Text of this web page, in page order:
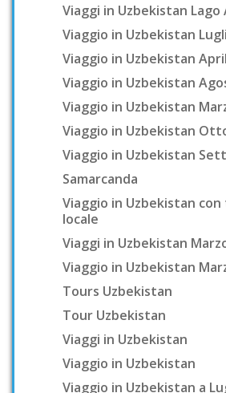
Viaggi in Uzbekistan Lago
Viaggio in Uzbekistan
Viaggio in Uzbekistan
Viaggio in Uzbekistan
Viaggio in Uzbekistan
Viaggio in Uzbekistan
Viaggio in Uzbekistan
Samarcanda
Viaggio in Uzbekistan
locale
Viaggi in Uzbekistan
Viaggio in Uzbekistan
Tours Uzbekistan
Tour Uzbekistan
Viaggi in Uzbekistan
Viaggio in Uzbekistan
Viaggio in Uzbekistan a